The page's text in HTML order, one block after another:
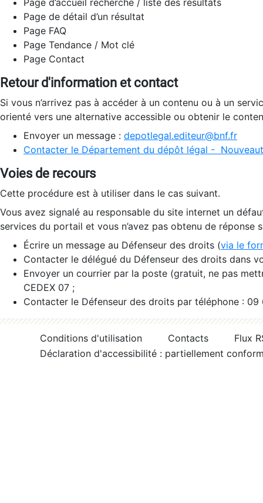
Page d’accueil recherche / liste des résultats
Page de détail d’un résultat
Page FAQ
Page Tendance / Mot clé
Page Contact
Retour d'information et contact
Si vous n’arrivez pas à accéder à un contenu ou à un
orienté vers une alternative accessible ou obtenir le
Envoyer un message : depotlegal.editeur@bnf.fr
Contacter le Département du dépôt légal -
Voies de recours
Cette procédure est à utiliser dans le cas suivant.
Vous avez signalé au responsable du site internet un
services du portail et vous n’avez pas obtenu de réponse
Écrire un message au Défenseur des droits (via le
Contacter le délégué du Défenseur des droits dans
Envoyer un courrier par la poste (gratuit, ne pas
CEDEX 07 ;
Contacter le Défenseur des droits par téléphone :
Conditions d'utilisation Contacts
Flux
Déclaration d'accessibilité : partiellement